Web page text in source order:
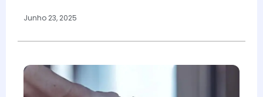
Junho 23, 2025